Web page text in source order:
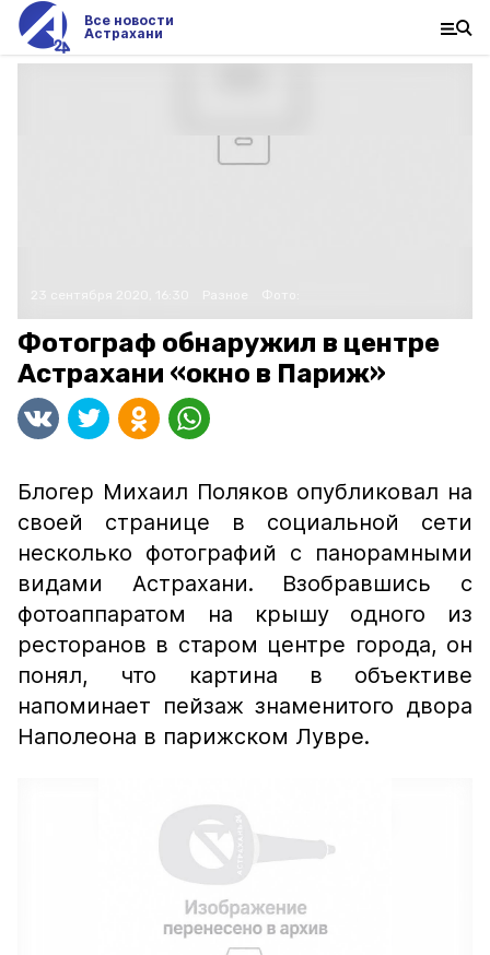
Все новости
Астрахани
Фотограф обнаружил в центре
Астрахани «окно в Париж»
Блогер Михаил Поляков опубликовал на
своей странице в социальной сети
несколько фотографий с панорамными
видами Астрахани. Взобравшись с
фотоаппаратом на крышу одного из
ресторанов в старом центре города, он
понял, что картина в объективе
напоминает пейзаж знаменитого двора
Наполеона в парижском Лувре.